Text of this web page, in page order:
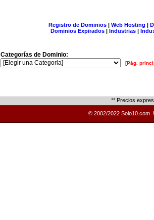
Registro de Dominios| Web Hosting |
Dominios Expirados | Industrias |
Categorías de Dominio:
[Pág.
** Precios
© 2002/2022 Solo10.com